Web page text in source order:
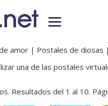
amor | Postales de diosas
una de las postales
Resultados del 1 al 10.